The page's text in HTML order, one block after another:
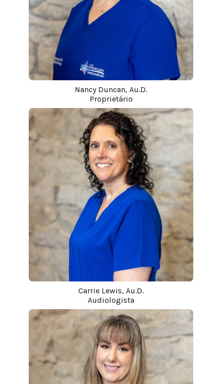
Nancy Duncan, Au.D.
Proprietário
Carrie Lewis, Au.D.
Audiologista